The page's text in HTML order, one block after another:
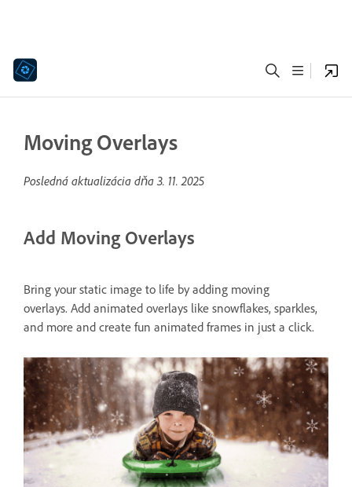
Moving Overlays
Posledná aktualizácia dňa 3. 11. 2025
Add Moving Overlays
Bring your static image to life by adding moving
overlays. Add animated overlays like snowflakes, sparkles,
and more and create fun animated frames in just a click.